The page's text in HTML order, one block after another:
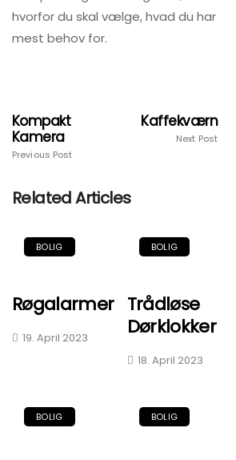
hvorfor du skal vælge, hvad du har
mest behov for.
Kompakt
Kamera
Previous Post
Kaffekværn
Next Post
Related Articles
BOLIG
Røgalarmer
19. April 2023
BOLIG
Trådløse
Dørklokker
18. April 2023
BOLIG BOLIG